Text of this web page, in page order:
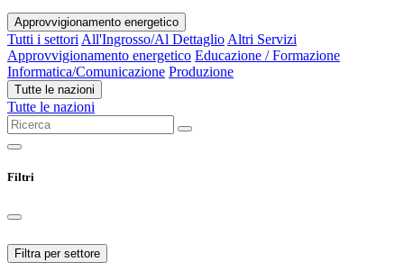
Approvvigionamento energetico
Tutti i settori All'Ingrosso/Al Dettaglio Altri Servizi
Approvvigionamento energetico Educazione / Formazione
Informatica/Comunicazione Produzione
Tutte le nazioni
Tutte le nazioni
Filtri
Filtra per settore